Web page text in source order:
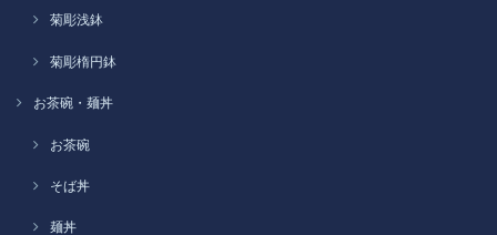
菊彫浅鉢
菊彫楕円鉢
お茶碗・麺丼
お茶碗
そば丼
麺丼